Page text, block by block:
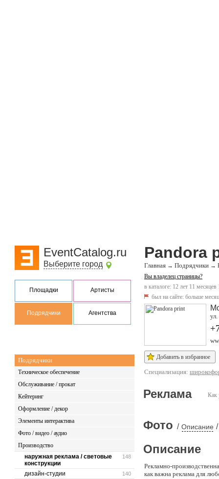
EventCatalog.ru
Выберите город
Площадки Артисты
Подрядчики Агентства
Подрядчики
Техническое обеспечение
Обслуживание / прокат
Кейтеринг
Оформление / декор
Элементы интерактива
Фото / видео / аудио
Производство
148
наружная реклама / световые
конструкции
140
дизайн-студии
Pandora
Главная → Подрядчики →
Вы владелец страницы?
в каталоге: 12 лет 11 месяцев
был на сайте: больше
Добавить в избранное
Специализация:
Как
Реклама
Фото / Описание /
Описание
Рекламно-
как важна реклама для